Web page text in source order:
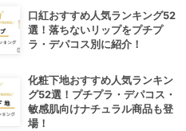
口紅おすすめ人気ランキング52
選！落ちないリップをプチプ
ラ・デパコス別に紹介！
化粧下地おすすめ人気ランキン
グ52選！プチプラ・デパコス・
敏感肌向けナチュラル商品も登
場！